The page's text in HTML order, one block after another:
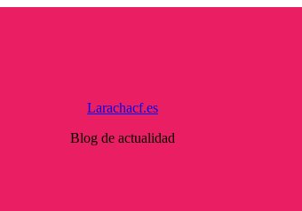
Larachacf.es
Blog de actualidad